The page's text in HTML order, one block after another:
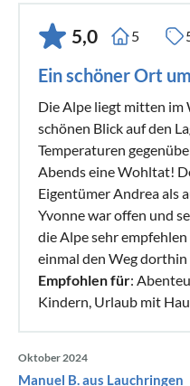
5,0 5
Ein schöner Ort
Die Alpe liegt mitten im
schönen Blick auf den
Temperaturen
Abends eine Wohltat!
Eigentümer Andrea als
Yvonne war offen und
die Alpe sehr
einmal den Weg dorthin
Empfohlen für:
Kindern, Urlaub mit
Oktober 2024
Manuel B. aus Lauchringen